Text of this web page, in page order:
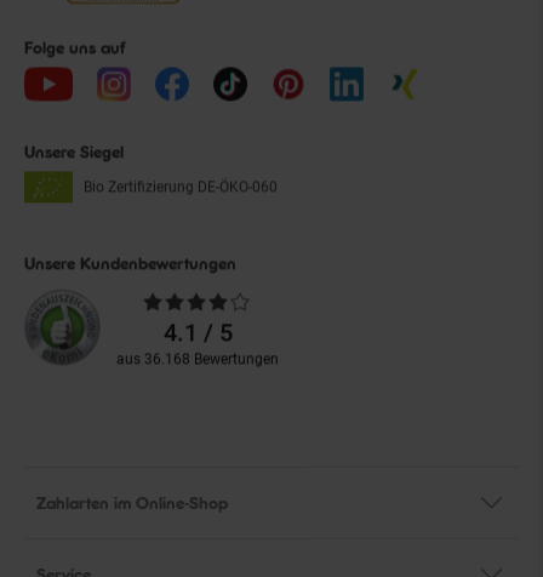
Folge uns auf
Unsere Siegel
Bio Zertifizierung DE-ÖKO-060
Unsere Kundenbewertungen
Durchschnittliche
Bewertungen4.1 / 5
aus 36.168 Bewertungen
Zahlarten im Online-Shop
Service